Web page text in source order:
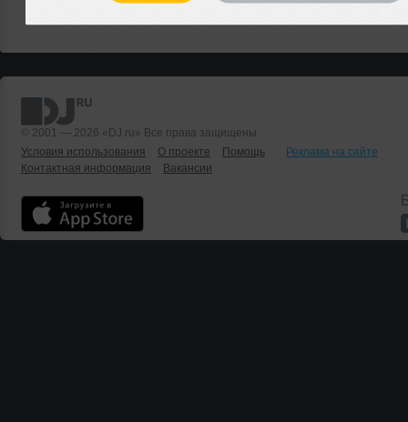
© 2001 — 2026 «DJ.ru» Все права защищены.
Условия использования
О проекте Помощь
Реклама на сайте
Контактная информация
Вакансии